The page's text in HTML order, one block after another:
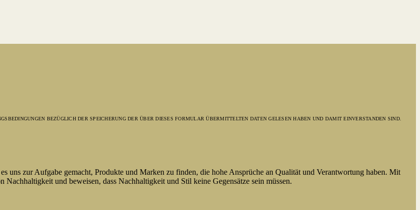
BEZÜGLICH DER SPEICHERUNG DER ÜBER DIESES FORMULAR ÜBERMITTELTEN DATEN GELESEN HABEN UND DAMIT EINVERSTANDEN SIND.
uns zur Aufgabe gemacht, Produkte und Marken zu finden, die hohe Ansprüche an Qualität und Verantwortung haben. Mit
und beweisen, dass Nachhaltigkeit und Stil keine Gegensätze sein müssen.